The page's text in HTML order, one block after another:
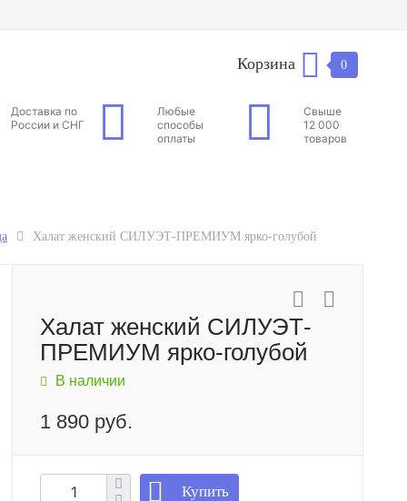
Корзина 0
Доставка по
России и СНГ
Любые
способы
оплаты
Свыше
12 000
товаров
Халат женский СИЛУЭТ-ПРЕМИУМ ярко-голубой
Халат женский СИЛУЭТ-
ПРЕМИУМ ярко-голубой
В наличии
1 890 руб.
Купить